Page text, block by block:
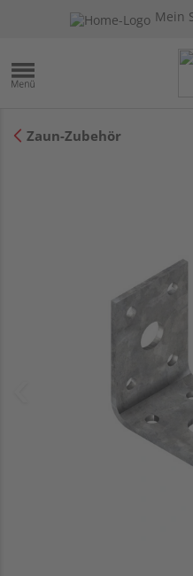
Mein
Zaun-Zubehör